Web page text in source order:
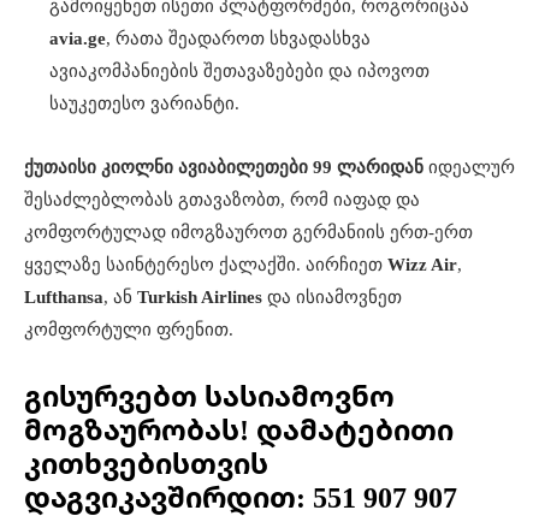
გამოიყენეთ ისეთი პლატფორმები, როგორიცაა
avia.ge, რათა შეადაროთ სხვადასხვა
ავიაკომპანიების შეთავაზებები და იპოვოთ
საუკეთესო ვარიანტი.
ქუთაისი კიოლნი ავიაბილეთები 99 ლარიდან იდეალურ
შესაძლებლობას გთავაზობთ, რომ იაფად და
კომფორტულად იმოგზაუროთ გერმანიის ერთ-ერთ
ყველაზე საინტერესო ქალაქში. აირჩიეთ Wizz Air,
Lufthansa, ან Turkish Airlines და ისიამოვნეთ
კომფორტული ფრენით.
გისურვებთ სასიამოვნო
მოგზაურობას! დამატებითი
კითხვებისთვის
დაგვიკავშირდით: 551 907 907